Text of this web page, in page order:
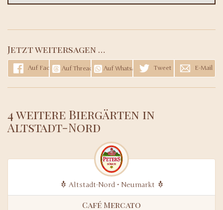
Jetzt weitersagen …
Auf Facebook teilenAuf Threads teilenAuf WhatsApp teilenTweet E-Mail
4 weitere Biergärten in
Altstadt-Nord
Altstadt-Nord • Neumarkt
Café Mercato